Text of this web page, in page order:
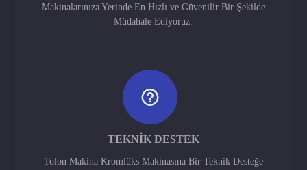
Makinalarınıza Yerinde En Hızlı ve Güvenilir Bir Şekilde
Müdahale Ediyoruz.
TEKNIK DESTEK
Tolon Makina Kromlüks Makinasına Bir Teknik Desteğe